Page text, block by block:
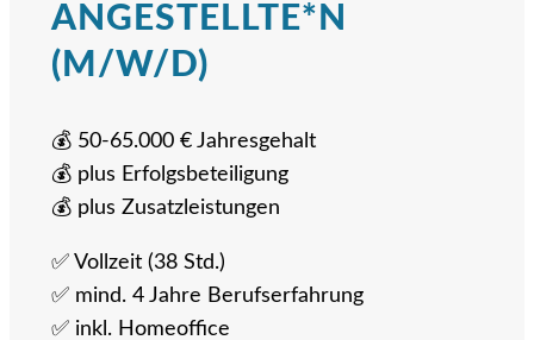
ANGESTELLTE*N
(M/W/D)
💰 50-65.000 € Jahresgehalt
💰 plus Erfolgsbeteiligung
💰 plus Zusatzleistungen
✅ Vollzeit (38 Std.)
✅ mind. 4 Jahre Berufserfahrung
✅ inkl. Homeoffice